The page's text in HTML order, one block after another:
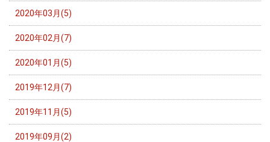
2020年03月(5)
2020年02月(7)
2020年01月(5)
2019年12月(7)
2019年11月(5)
2019年09月(2)